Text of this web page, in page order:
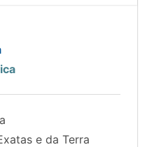
e da Terra